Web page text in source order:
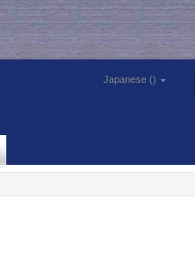
Japanese ()